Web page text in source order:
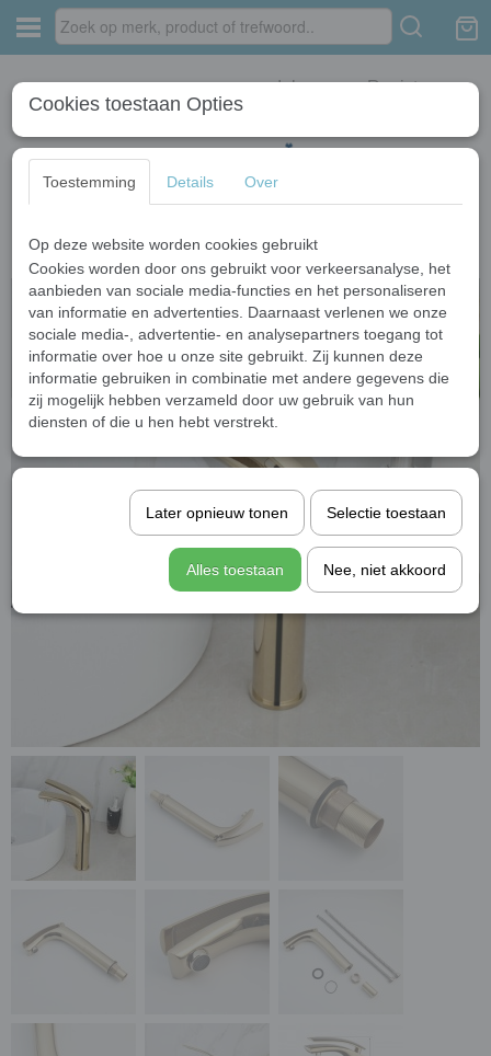
Inloggen Registreren
Home › Gouden kranen › Elegante moderne goudkleurige wastafelkraan
Cookies toestaan Opties
Toestemming Details Over
Op deze website worden cookies gebruikt
Cookies worden door ons gebruikt voor verkeersanalyse, het
aanbieden van sociale media-functies en het personaliseren
van informatie en advertenties. Daarnaast verlenen we onze
sociale media-, advertentie- en analysepartners toegang tot
informatie over hoe u onze site gebruikt. Zij kunnen deze
informatie gebruiken in combinatie met andere gegevens die
zij mogelijk hebben verzameld door uw gebruik van hun
diensten of die u hen hebt verstrekt.
Later opnieuw tonen Selectie toestaan
Alles toestaan Nee, niet akkoord